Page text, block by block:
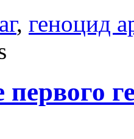
, геноцид
первого